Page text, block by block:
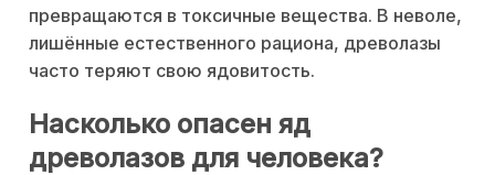
превращаются в токсичные вещества. В неволе,
лишённые естественного рациона, древолазы
часто теряют свою ядовитость.
Насколько опасен яд
древолазов для человека?